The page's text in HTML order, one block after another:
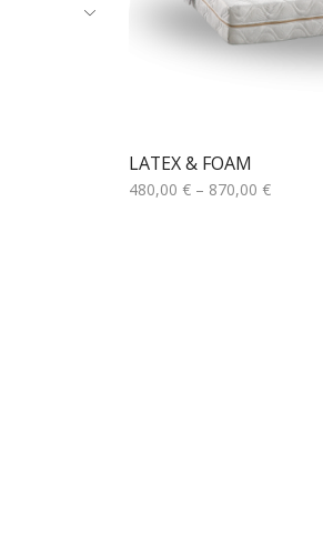
LATEX & FOAM
480,00 €– 870,00 €